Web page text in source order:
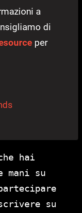
a
di
per
hai
mani su
su